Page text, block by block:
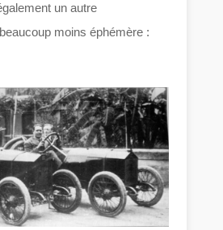
un autre
moins éphémère :